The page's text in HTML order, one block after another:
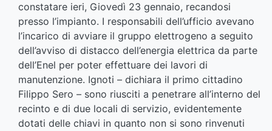
constatare ieri, Giovedì 23 gennaio, recandosi
presso l’impianto. I responsabili dell’ufficio avevano
l’incarico di avviare il gruppo elettrogeno a seguito
dell’avviso di distacco dell’energia elettrica da parte
dell’Enel per poter effettuare dei lavori di
manutenzione. Ignoti – dichiara il primo cittadino
Filippo Sero – sono riusciti a penetrare all’interno del
recinto e di due locali di servizio, evidentemente
dotati delle chiavi in quanto non si sono rinvenuti